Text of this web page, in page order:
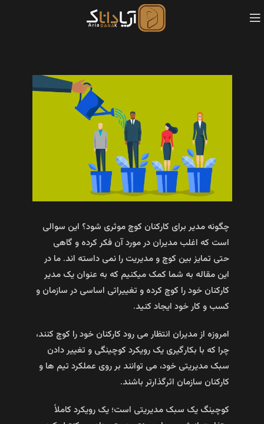
چگونه مدیر برای کارکنان کوچ موثری شود؟ این سوالی
است که اغلب مدیران در مورد آن فکر کرده و گاهی
حتی تمایز بین کوچ و مدیریت را نمی داسته اند. ما در
این مقاله به شما کمک میکنیم که به عنوان یک مدیر
کارکنان خود را کوچ کرده و تغییراتی اساسی در سازمان و
کسب و کار خود ایجاد کنید.
امروزه از مدیران انتظار می‌ رود کارکنان خود را کوچ کنند،
چرا که با بکار‌گیری یک رویکرد کوچینگی و تغییر دادن
سبک مدیریتی خود، می‌ توانند بر روی عملکرد تیم‌ ها و
کارکنان سازمان اثرگذارتر باشند.
کوچینگ یک سبک مدیریتی است؛ یک رویکرد کاملاً